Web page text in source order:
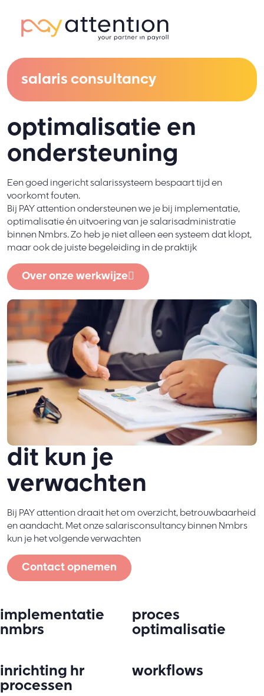
salaris consultancy
optimalisatie en
ondersteuning
Een goed ingericht salarissysteem bespaart tijd en
voorkomt fouten.
Bij PAY attention ondersteunen we je bij implementatie,
optimalisatie én uitvoering van je salarisadministratie
binnen Nmbrs. Zo heb je niet alleen een systeem dat klopt,
maar ook de juiste begeleiding in de praktijk
Over onze werkwijze
dit kun je
verwachten
Bij PAY attention draait het om overzicht, betrouwbaarheid
en aandacht. Met onze salarisconsultancy binnen Nmbrs
kun je het volgende verwachten
Contact opnemen
implementatie
nmbrs
proces
optimalisatie
inrichting hr
processen
workflows